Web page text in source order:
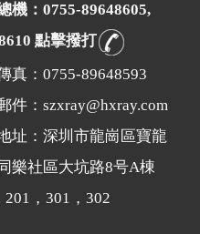
機：0755-89648605,
點擊撥打
真：0755-89648593
件：szxray@hxray.com
址：深圳市龍崗區寶龍
樂社區大坑路8号A棟
201，301，302